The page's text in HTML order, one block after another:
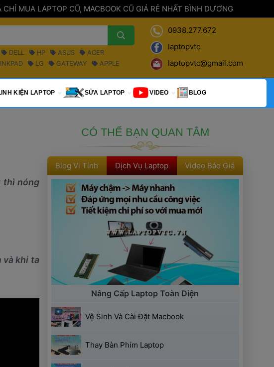
CHỈ MUA LAPTOP CŨ, MACBOOK CŨ GIÁ RẺ NHẤT BÌNH DƯƠNG
DELL HP ASUS
ACER
LG GATEWAY
APPLE
0938.277.672
laptopvtc
laptopvtc@gmail.com
KIỆN LAPTOP SỬA LAPTOP VIDEO BLOG
thì nóng
và khi ta
CÓ THỂ BẠN QUAN TÂM
Blog Vi Tính Dịch Vụ Laptop Video Báo Giá
Nâng Cấp Laptop Toàn Diện
Vệ Sinh Và Cài Đặt Macbook
Thay Bàn Phím Laptop